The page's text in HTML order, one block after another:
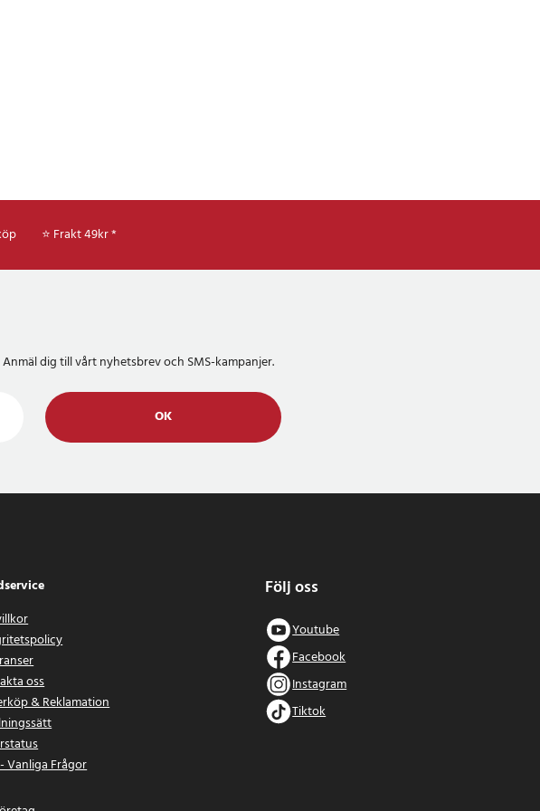
⭐ Frakt 49kr *
dig till vårt nyhetsbrev och SMS-kampanjer.
OK
oss
& Reklamation
Vanliga Frågor
Följ oss
Youtube
Facebook
Instagram
Tiktok